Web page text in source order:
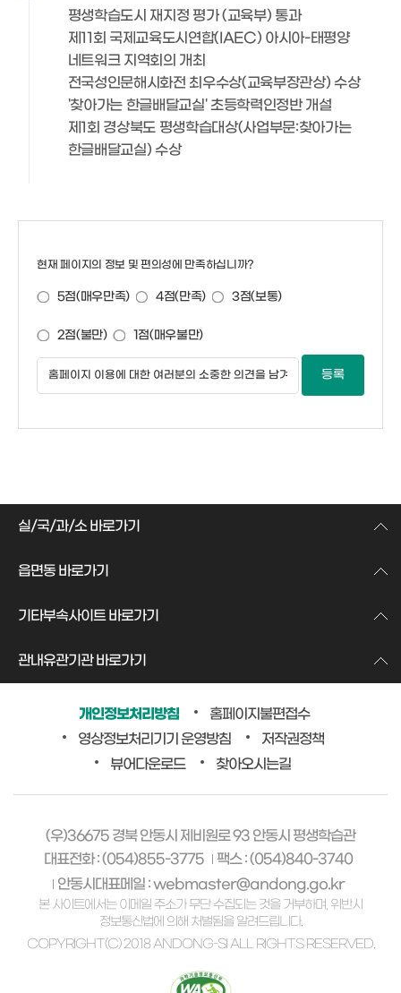
평생학습도시 재지정 평가 (교육부) 통과
제11회 국제교육도시연합(IAEC) 아시아-태평양
네트워크 지역회의 개최
전국성인문해시화전 최우수상(교육부장관상) 수상
'찾아가는 한글배달교실' 초등학력인정반 개설
제1회 경상북도 평생학습대상(사업부문:찾아가는
한글배달교실) 수상
현재 페이지의 정보 및 편의성에 만족하십니까?
5점(매우만족) 4점(만족) 3점(보통)
2점(불만) 1점(매우불만)
실/국/과/소 바로가기
읍면동 바로가기
기타부속사이트 바로가기
관내유관기관 바로가기
개인정보처리방침
홈페이지불편접수
영상정보처리기기 운영방침
저작권정책
뷰어다운로드
찾아오시는길
(우)36675 경북 안동시 제비원로 93 안동시 평생학습관
대표전화 : (054)855-3775
팩스 : (054)840-3740
안동시대표메일 : webmaster@andong.go.kr
본 사이트에서는 이메일 주소가 무단 수집되는 것을 거부하며, 위반시
정보통신법에 의해 처벌됨을 알려드립니다.
COPYRIGHT(C) 2018 ANDONG-SI ALL RIGHTS RESERVED.